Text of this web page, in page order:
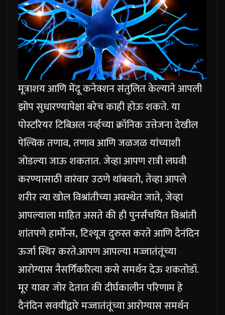
मूत्राशय आणि मेंदू कनेक्शन संतुलित केल्याने आपली
झोप सुधारण्यापेक्षा बरेच काही होऊ शकते. या
पोस्टरियर टिबिअल नर्व्हच्या क्रॉनिक उत्तेजना देखील
पेल्विक तणाव, तणाव आणि जळजळ यांच्याशी
जोडल्या जाऊ शकतात.जेव्हा आपण रात्री लघवी
करण्यासाठी वारंवार उठणे थांबवतो, तेव्हा आपले
शरीर त्या खोल विश्रांतीच्या अवस्थेत जाते, जेव्हा
आपल्याला माहित असते की ही पुनर्संचयित विश्रांती
शांतपणे हार्मोन्स, टिश्यूज दुरुस्त करते आणि दैनंदिन
ऊर्जा स्थिर करते.आपण आपल्या मज्जातंतूंच्या
आरोग्यास नैसर्गिकरित्या कसे समर्थन देऊ शकतोडॉ.
मूर यावर जोर देतात की दीर्घकालीन परिणाम हे
दैनंदिन सवयींद्वारे मज्जातंतूंच्या आरोग्यास समर्थन